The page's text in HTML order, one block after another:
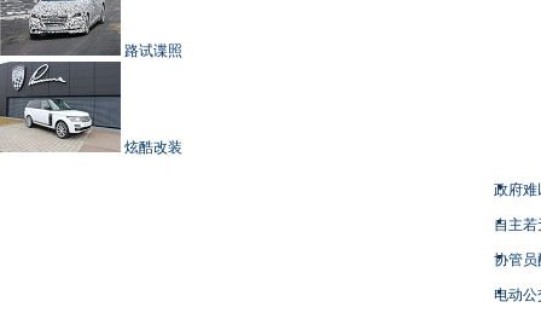
路试谍照
炫酷改装
政府难
自主
协管员
电动